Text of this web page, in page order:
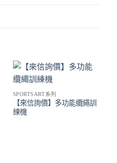
SPORTSART系列
【來信詢價】多功能纜繩訓
練機